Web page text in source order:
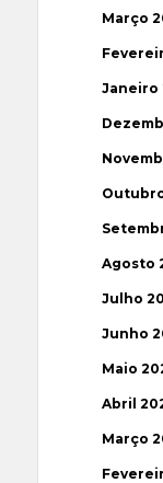
Março
Janeiro
Agosto
Julho
Junho
Maio
Abril
Março